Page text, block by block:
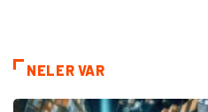
NELER VAR